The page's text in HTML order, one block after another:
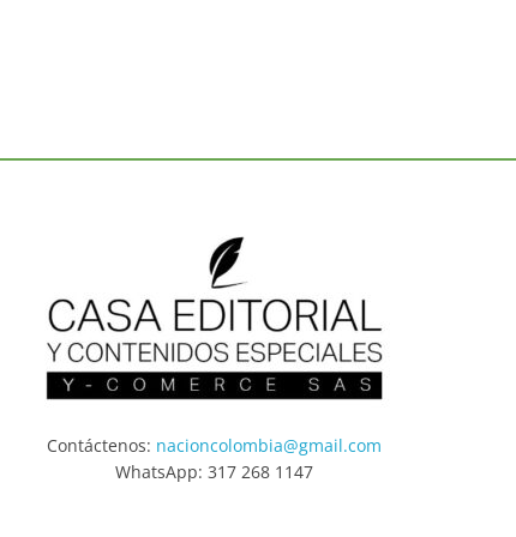
Contáctenos: nacioncolombia@gmail.com
WhatsApp: 317 268 1147